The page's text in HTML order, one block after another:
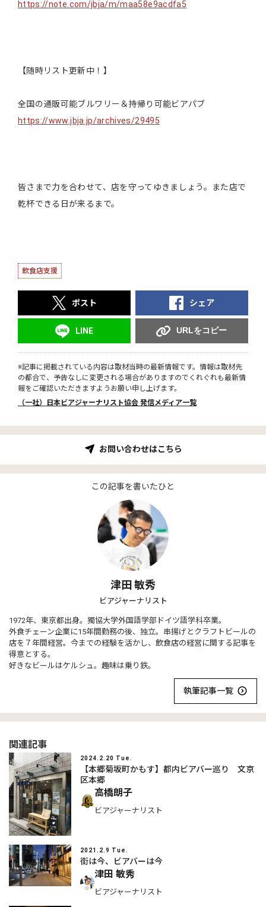
https://note.com/jbja/m/maa58e9acdfa5
【随時リスト更新中！】
全国の通販可能ブルワリー＆持帰り可能ビアパブ
https://www.jbja.jp/archives/29495
皆さまで力を合わせて、店を守ってゆきましょう。また店で
乾杯できる日が来るまで。
飲食店支援
ポスト シェア
LINE URLをコピー
※記事に掲載されている内容は取材当時の最新情報です。情報は取材先
の都合で、予告なしに変更される場合がありますのでくれぐれも最新情
報をご確認いただきますようお願い申し上げます。
（一社）日本ビアジャーナリスト協会 発信メディア一覧
お問い合わせはこちら
この記事を書いたひと
津田 敏秀
ビアジャーナリスト
1972年、東京都出身。獨協大学外国語学部ドイツ語学科卒業。
外食チェーン企業に15年間勤務の後、独立。串揚げとクラフトビールの
店を７年間経営。今までの経験を活かし、飲食店の経営に関する記事を
得意とする。
好きなビールはケルシュ。趣味は乗り鉄。
執筆記事一覧
関連記事
2024.2.20 Tue.
【本郷菊坂町かもす】都内ビアバー巡り 文京
区本郷
高橋朗子
ビアジャーナリスト
2021.2.9 Tue.
街は今、ビアバーは今
津田 敏秀
ビアジャーナリスト